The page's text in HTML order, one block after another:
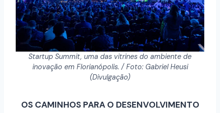
Startup Summit, uma das vitrines do ambiente de
inovação em Florianópolis. / Foto: Gabriel Heusi
(Divulgação)
OS CAMINHOS PARA O DESENVOLVIMENTO